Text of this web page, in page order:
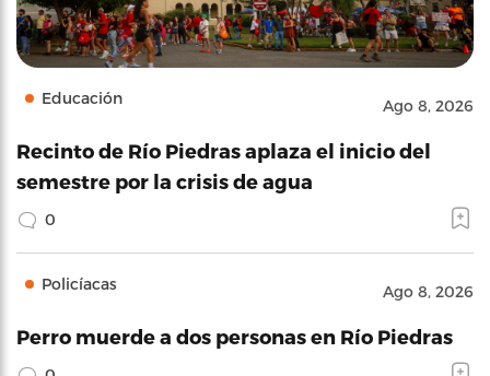
Educación Ago 8, 2026
Recinto de Río Piedras aplaza el inicio del
semestre por la crisis de agua
0
Policíacas Ago 8, 2026
Perro muerde a dos personas en Río Piedras